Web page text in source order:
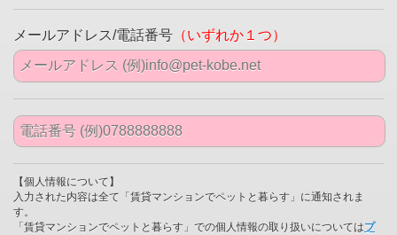
メールアドレス/電話番号 （いずれか１つ）
【個人情報について】
入力された内容は全て「賃貸マンションでペットと暮らす」に通知されま
す。
「賃貸マンションでペットと暮らす」での個人情報の取り扱いについてはプ